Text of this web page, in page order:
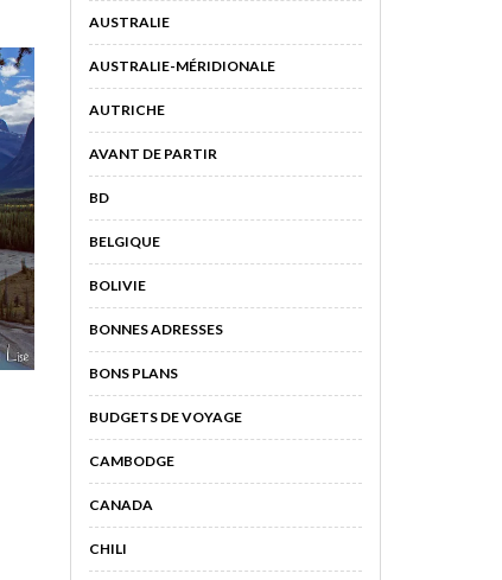
AUSTRALIE
AUSTRALIE-MÉRIDIONALE
AUTRICHE
AVANT DE PARTIR
BD
BELGIQUE
BOLIVIE
BONNES ADRESSES
BONS PLANS
BUDGETS DE VOYAGE
CAMBODGE
CANADA
CHILI